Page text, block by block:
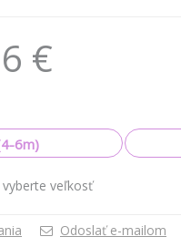
€
6m)
vyberte veľkosť
Odoslať e-mailom